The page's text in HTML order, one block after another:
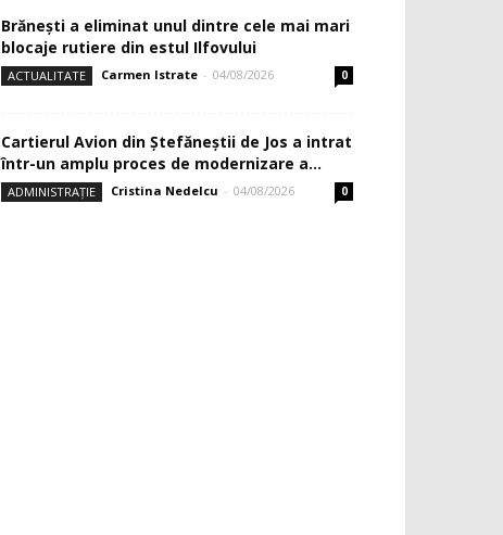
Brănești a eliminat unul dintre cele mai mari
blocaje rutiere din estul Ilfovului
ACTUALITATE Carmen Istrate - 04/08/2026 0
Cartierul Avion din Ştefăneştii de Jos a intrat
într-un amplu proces de modernizare a...
ADMINISTRAȚIE Cristina Nedelcu - 04/08/2026 0